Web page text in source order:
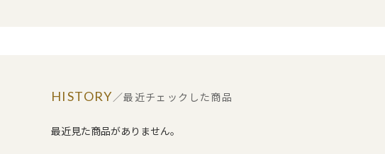
HISTORY／最近チェックした商品
最近見た商品がありません。